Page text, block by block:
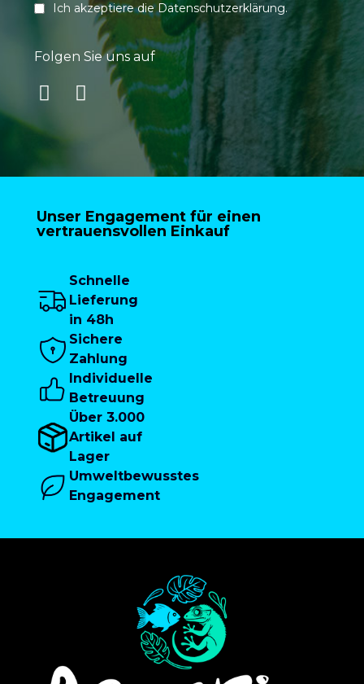
Ich akzeptiere dieDatenschutzerklärung.
Folgen Sie uns auf
Unser Engagement für einen
vertrauensvollen Einkauf
Schnelle
Lieferung
in 48h
Sichere
Zahlung
Individuelle
Betreuung
Über 3.000
Artikel auf
Lager
Umweltbewusstes
Engagement